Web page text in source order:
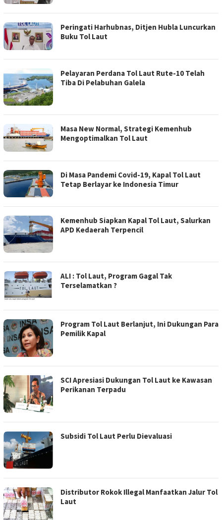
Peringati Harhubnas, Ditjen Hubla Luncurkan
Buku Tol Laut
Pelayaran Perdana Tol Laut Rute-10 Telah
Tiba Di Pelabuhan Galela
Masa New Normal, Strategi Kemenhub
Mengoptimalkan Tol Laut
Di Masa Pandemi Covid-19, Kapal Tol Laut
Tetap Berlayar ke Indonesia Timur
Kemenhub Siapkan Kapal Tol Laut, Salurkan
APD Kedaerah Terpencil
ALI : Tol Laut, Program Gagal Tak
Terselamatkan ?
Program Tol Laut Berlanjut, Ini Dukungan Para
Pemilik Kapal
SCI Apresiasi Dukungan Tol Laut ke Kawasan
Perikanan Terpadu
Subsidi Tol Laut Perlu Dievaluasi
Distributor Rokok Illegal Manfaatkan Jalur Tol
Laut